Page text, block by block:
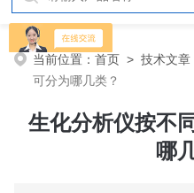
当前位置：首页 >技术文章
可分为哪几类？
生化分析仪按不
哪